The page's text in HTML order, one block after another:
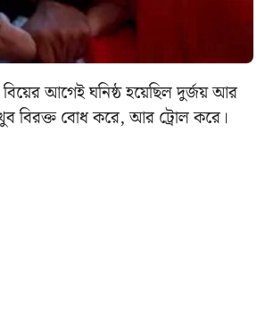
আগেই ঘনিষ্ঠ হয়েছিল দুর্জয় আর
খুব বিরক্ত বোধ করে, আর ট্রোল করে।